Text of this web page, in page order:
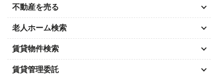
不動産を売る
老人ホーム検索
賃貸物件検索
賃貸管理委託